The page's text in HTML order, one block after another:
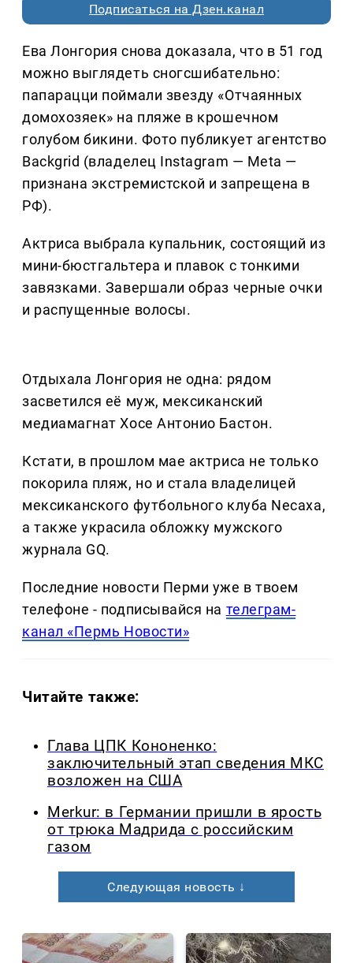
Подписаться на Дзен.канал
Ева Лонгория снова доказала, что в 51 год
можно выглядеть сногсшибательно:
папарацци поймали звезду «Отчаянных
домохозяек» на пляже в крошечном
голубом бикини. Фото публикует агентство
Backgrid (владелец Instagram — Meta —
признана экстремистской и запрещена в
РФ).
Актриса выбрала купальник, состоящий из
мини-бюстгальтера и плавок с тонкими
завязками. Завершали образ черные очки
и распущенные волосы.
Отдыхала Лонгория не одна: рядом
засветился её муж, мексиканский
медиамагнат Хосе Антонио Бастон.
Кстати, в прошлом мае актриса не только
покорила пляж, но и стала владелицей
мексиканского футбольного клуба Necaxa,
а также украсила обложку мужского
журнала GQ.
Последние новости Перми уже в твоем
телефоне - подписывайся на телеграм-
канал «Пермь Новости»
Читайте также:
Глава ЦПК Кононенко:
заключительный этап сведения МКС
возложен на США
Merkur: в Германии пришли в ярость
от трюка Мадрида с российским
газом
Следующая новость ↓